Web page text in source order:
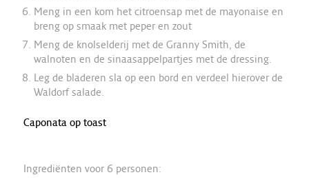
Meng in een kom het citroensap met de mayonaise en
breng op smaak met peper en zout
Meng de knolselderij met de Granny Smith, de
walnoten en de sinaasappelpartjes met de dressing.
Leg de bladeren sla op een bord en verdeel hierover de
Waldorf salade.
Caponata op toast
Ingrediënten voor 6 personen: